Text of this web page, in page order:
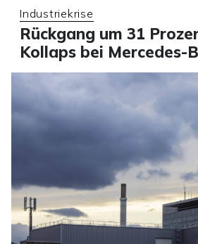
Industriekrise
Rückgang um 31
Kollaps bei Mercedes-